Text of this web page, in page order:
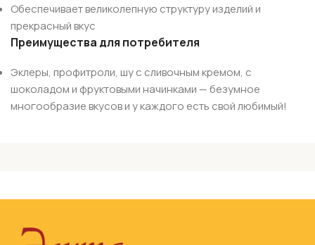
Обеспечивает великолепную структуру изделий и
прекрасный вкус
Преимущества для потребителя
Эклеры, профитроли, шу с сливочным кремом, с
шоколадом и фруктовыми начинками — безумное
многообразие вкусов и у каждого есть свой любимый!